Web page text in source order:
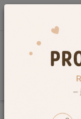
Novinky